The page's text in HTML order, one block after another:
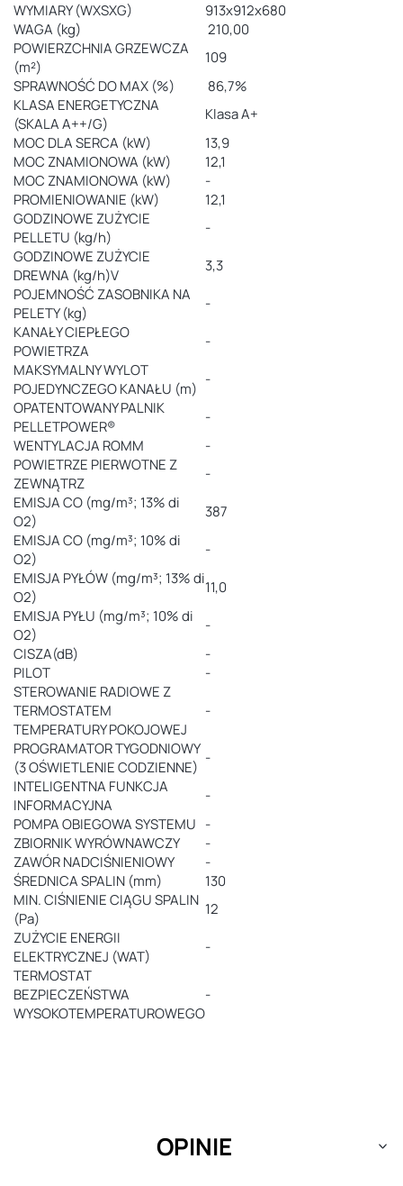
WYMIARY (WXSXG)
913x912x680
WAGA (kg)
210,00
POWIERZCHNIA GRZEWCZA
(m²)
109
SPRAWNOŚĆ DO MAX (%)
86,7%
KLASA ENERGETYCZNA
(SKALA A++/G)
Klasa A+
MOC DLA SERCA (kW)
13,9
MOC ZNAMIONOWA (kW)
12,1
MOC ZNAMIONOWA (kW)
-
PROMIENIOWANIE (kW)
12,1
GODZINOWE ZUŻYCIE
PELLETU (kg/h)
-
GODZINOWE ZUŻYCIE
DREWNA (kg/h)V
3,3
POJEMNOŚĆ ZASOBNIKA NA
PELETY (kg)
-
KANAŁY CIEPŁEGO
POWIETRZA
-
MAKSYMALNY WYLOT
POJEDYNCZEGO KANAŁU (m)
-
OPATENTOWANY PALNIK
PELLETPOWER®
-
WENTYLACJA ROMM
-
POWIETRZE PIERWOTNE Z
ZEWNĄTRZ
-
EMISJA CO (mg/m³; 13% di
O2)
387
EMISJA CO (mg/m³; 10% di
O2)
-
EMISJA PYŁÓW (mg/m³; 13% di
O2)
11,0
EMISJA PYŁU (mg/m³; 10% di
O2)
-
CISZA(dB)
-
PILOT
-
STEROWANIE RADIOWE Z
TERMOSTATEM
TEMPERATURY POKOJOWEJ
-
PROGRAMATOR TYGODNIOWY
(3 OŚWIETLENIE CODZIENNE)
-
INTELIGENTNA FUNKCJA
INFORMACYJNA
-
POMPA OBIEGOWA SYSTEMU -
ZBIORNIK WYRÓWNAWCZY
-
ZAWÓR NADCIŚNIENIOWY
-
ŚREDNICA SPALIN (mm)
130
MIN. CIŚNIENIE CIĄGU SPALIN
(Pa)
12
ZUŻYCIE ENERGII
ELEKTRYCZNEJ (WAT)
-
TERMOSTAT
BEZPIECZEŃSTWA
WYSOKOTEMPERATUROWEGO
-
OPINIE